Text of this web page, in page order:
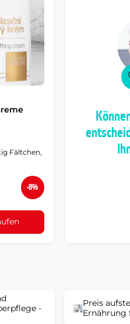
Fältchen,
-8%
-
Preis
Ernährung